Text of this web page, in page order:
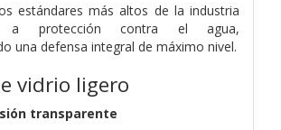
estándares más altos de la industria
a protección contra el agua,
una defensa integral de máximo nivel.
vidrio ligero
transparente